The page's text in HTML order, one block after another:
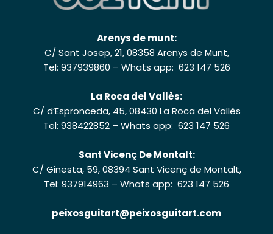
Arenys de munt:
C/ Sant Josep, 21, 08358 Arenys de Munt,
Tel: 937939860 – Whats app: 623 147 526
La Roca del Vallès:
C/ d’Espronceda, 45, 08430 La Roca del Vallès
Tel: 938422852 – Whats app: 623 147 526
Sant Vicenç De Montalt:
C/ Ginesta, 59, 08394 Sant Vicenç de Montalt,
Tel: 937914963 – Whats app: 623 147 526
peixosguitart@peixosguitart.com